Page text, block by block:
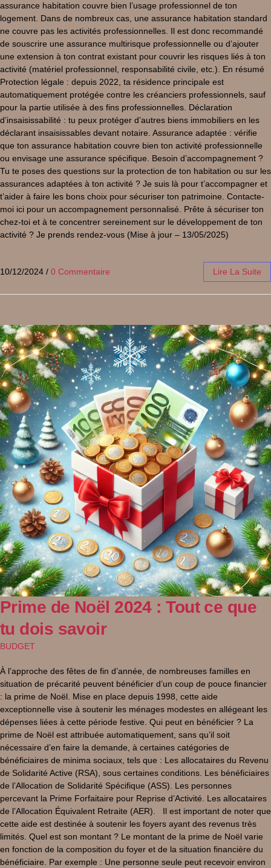
assurance habitation couvre bien l’usage professionnel de ton
logement. Dans de nombreux cas, une assurance habitation standard
ne couvre pas les activités professionnelles. Il est donc recommandé
de souscrire une assurance multirisque professionnelle ou d’ajouter
une extension à ton contrat existant pour couvrir les risques liés à ton
activité (matériel professionnel, responsabilité civile, etc.). En résumé
Protection légale : depuis 2022, ta résidence principale est
automatiquement protégée contre les créanciers professionnels, sauf
pour la partie utilisée à des fins professionnelles. Déclaration
d’insaisissabilité : tu peux protéger d’autres biens immobiliers en les
déclarant insaisissables devant notaire. Assurance adaptée : vérifie
que ton assurance habitation couvre bien ton activité professionnelle
ou envisage une assurance spécifique. Besoin d’accompagnement ?
Tu te poses des questions sur la protection de ton habitation ou sur les
assurances adaptées à ton activité ? Je suis là pour t’accompagner et
t’aider à faire les bons choix pour sécuriser ton patrimoine. Contacte-
moi ici pour un accompagnement personnalisé. Prête à sécuriser ton
chez-toi et à te concentrer sereinement sur le développement de ton
activité ? Je prends rendez-vous (Mise à jour – 13/05/2025)
10/12/2024 / 0 Commentaire Lire La Suite
Prime de Noël 2024 : Tout ce que
tu dois savoir
BUDGET
À l’approche des fêtes de fin d’année, de nombreuses familles en
situation de précarité peuvent bénéficier d’un coup de pouce financier
: la prime de Noël. Mise en place depuis 1998, cette aide
exceptionnelle vise à soutenir les ménages modestes en allégeant les
dépenses liées à cette période festive. Qui peut en bénéficier ? La
prime de Noël est attribuée automatiquement, sans qu’il soit
nécessaire d’en faire la demande, à certaines catégories de
bénéficiaires de minima sociaux, tels que : Les allocataires du Revenu
de Solidarité Active (RSA), sous certaines conditions. Les bénéficiaires
de l’Allocation de Solidarité Spécifique (ASS). Les personnes
percevant la Prime Forfaitaire pour Reprise d’Activité. Les allocataires
de l’Allocation Équivalent Retraite (AER). Il est important de noter que
cette aide est destinée à soutenir les foyers ayant des revenus très
limités. Quel est son montant ? Le montant de la prime de Noël varie
en fonction de la composition du foyer et de la situation financière du
bénéficiaire. Par exemple : Une personne seule peut recevoir environ